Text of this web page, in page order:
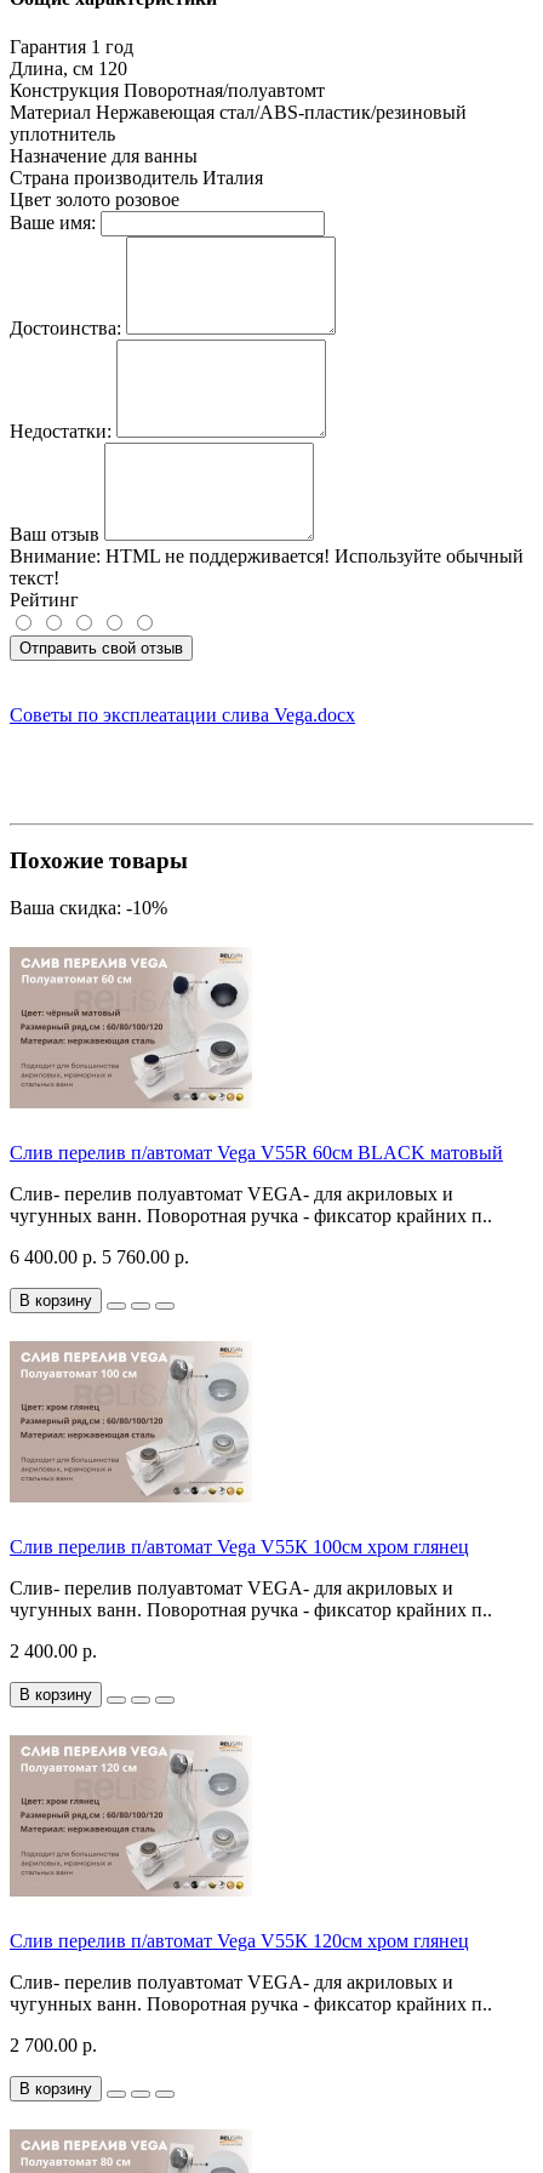
Гарантия 1 год
Длина, см 120
Конструкция Поворотная/полуавтомт
Материал Нержавеющая стал/ABS-пластик/резиновый
уплотнитель
Назначение для ванны
Страна производитель Италия
Цвет золото розовое
Ваше имя:
Достоинства:
Недостатки:
Ваш отзыв
Внимание: HTML не поддерживается! Используйте обычный
текст!
Рейтинг
Отправить свой отзыв
Советы по эксплеатации слива Vega.docx
Похожие товары
Ваша скидка: -10%
Слив перелив п/автомат Vega V55R 60см BLACK матовый
Слив- перелив полуавтомат VEGA- для акриловых и
чугунных ванн. Поворотная ручка - фиксатор крайних п..
6 400.00 р. 5 760.00 р.
В корзину
Слив перелив п/автомат Vega V55К 100см хром глянец
Слив- перелив полуавтомат VEGA- для акриловых и
чугунных ванн. Поворотная ручка - фиксатор крайних п..
2 400.00 р.
В корзину
Слив перелив п/автомат Vega V55К 120см хром глянец
Слив- перелив полуавтомат VEGA- для акриловых и
чугунных ванн. Поворотная ручка - фиксатор крайних п..
2 700.00 р.
В корзину